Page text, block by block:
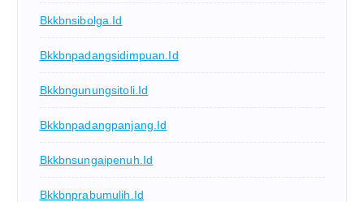
Bkkbnsibolga.id
Bkkbnpadangsidimpuan.id
Bkkbngunungsitoli.id
Bkkbnpadangpanjang.id
Bkkbnsungaipenuh.id
Bkkbnprabumulih.id